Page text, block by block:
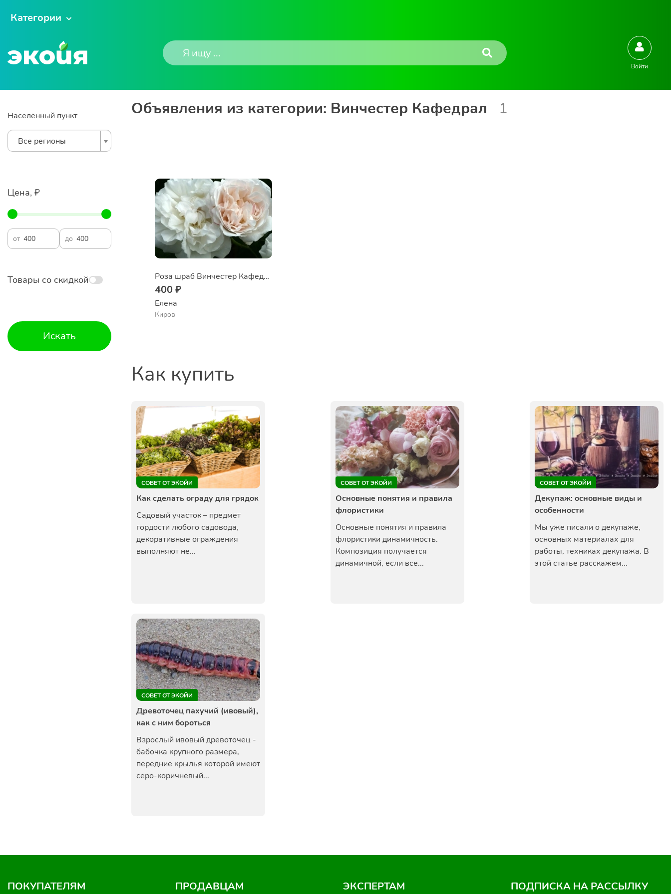
Категории
Войти
Населённый пункт
Все регионы
Цена, ₽
от до
Товары со скидкой
Искать
Объявления из категории: Винчестер Кафедрал 1
Роза шраб Винчестер Кафедрал
400 ₽
Елена
Киров
Как купить
СОВЕТ ОТ ЭКОЙИ
Как сделать ограду для грядок
Садовый участок – предмет
гордости любого садовода,
декоративные ограждения
выполняют не...
СОВЕТ ОТ ЭКОЙИ
Основные понятия и правила
флористики
Основные понятия и правила
флористики динамичность.
Композиция получается
динамичной, если все...
СОВЕТ ОТ ЭКОЙИ
Декупаж: основные виды и
особенности
Мы уже писали о декупаже,
основных материалах для
работы, техниках декупажа. В
этой статье расскажем...
СОВЕТ ОТ ЭКОЙИ
Древоточец пахучий (ивовый),
как с ним бороться
Взрослый ивовый древоточец -
бабочка крупного размера,
передние крылья которой имеют
серо-коричневый...
ПОКУПАТЕЛЯМ ПРОДАВЦАМ ЭКСПЕРТАМ ПОДПИСКА НА РАССЫЛКУ